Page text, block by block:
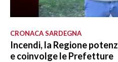
CRONACA SARDEGNA
Incendi, la Regione
e coinvolge le Prefetture